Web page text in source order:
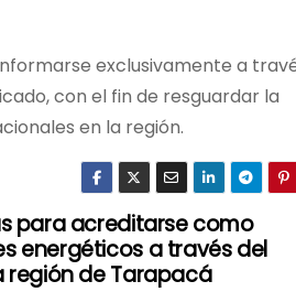
exclusivamente a
con el fin de resguardar la
en la región.
para acreditarse como
energéticos a través del
región de Tarapacá